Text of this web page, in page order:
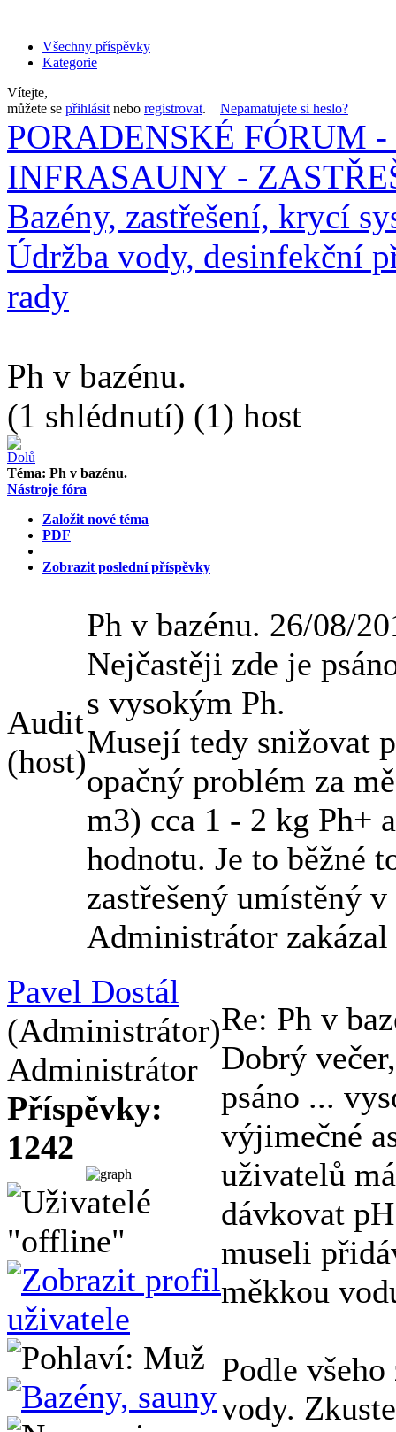
Všechny příspěvky
Kategorie
Vítejte,
můžete se přihlásit nebo registrovat. Nepamatujete si heslo?
PORADENSKÉ FÓRUM
INFRASAUNY -
Bazény, zastřešení, krycí
Údržba vody, desinfekční
rady
Ph v bazénu.
(1 shlédnutí) (1) host
Téma: Ph v bazénu.
Nástroje fóra
Založit nové téma
PDF
Zobrazit poslední příspěvky
Audit
(host)
Ph v bazénu. 26/08/
Nejčastěji zde je
s vysokým Ph.
Musejí tedy snižovat
opačný problém za
m3) cca 1 - 2 kg Ph+
hodnotu. Je to běžné
zastřešený umístěný
Administrátor
Pavel Dostál
(Administrátor)
Administrátor
Příspěvky:
1242
Re: Ph v
Dobrý
psáno ...
výjimečné
uživatelů
dávkovat
museli
měkkou
Podle
vody.